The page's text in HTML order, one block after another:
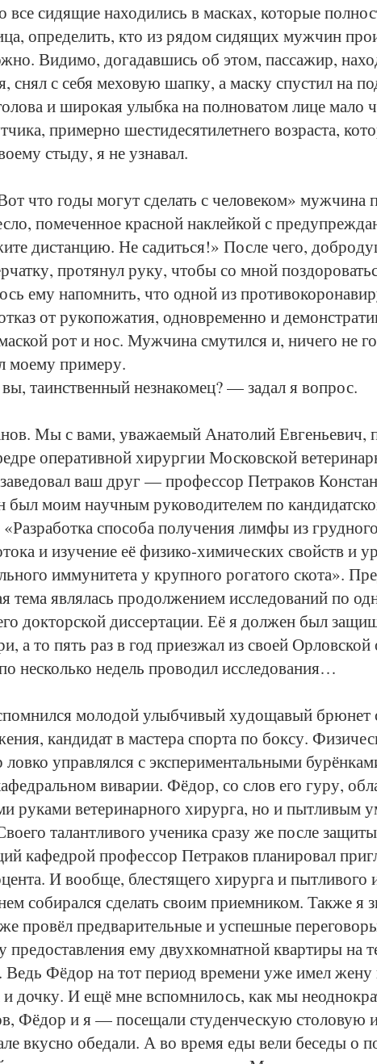
все си­дя­щие на­хо­ди­лись в мас­ках, ко­то­рые
опре­де­лить, кто из ря­дом си­дя­щих муж­чин
Ви­ди­мо, до­га­дав­шись об этом, пас­са­жир,
снял с се­бя ме­хо­вую шап­ку, а мас­ку спус­тил на
и ши­ро­кая улыб­ка на пол­но­ва­том ли­це ма­ло
при­мер­но шес­ти­де­ся­ти­лет­не­го воз­рас­та,
сты­ду, я не узна­вал.
что го­ды мо­гут сде­лать с че­ло­ве­ком» муж­чи­на
по­ме­чен­ное крас­ной на­клей­кой с
дис­тан­цию. Не са­дить­ся!» Пос­ле че­го,
про­тя­нул ру­ку, что­бы со мной
ему на­пом­нить, что од­ной из
от ру­ко­по­жа­тия, од­нов­ре­мен­но и
рот и нос. Муж­чи­на сму­тил­ся и, ни­че­го не
мо­е­му при­ме­ру.
та­инст­вен­ный не­зна­ко­мец? — за­дал я во­прос.
Мы с ва­ми, ува­жа­е­мый Ана­то­лий Ев­гень­е­вич,
опе­ра­тив­ной хи­рур­гии Мос­ков­ской
ваш друг — про­фес­сор Пет­ра­ков
был мо­им на­уч­ным ру­ко­во­ди­те­лем по
«Раз­ра­бот­ка спо­со­ба по­лу­че­ния лим­фы из
и изу­че­ние её фи­зи­ко-хи­ми­чес­ких свойств и
им­му­ни­те­та у круп­но­го ро­га­то­го ско­та».
те­ма яв­ля­лась про­дол­же­ни­ем ис­сле­до­ва­ний по
док­тор­ской дис­сер­та­ции. Её я дол­жен был
а то пять раз в год при­ез­жал из сво­ей Ор­лов­ской
не­сколь­ко не­дель про­во­дил ис­сле­до­ва­ния…
мо­ло­дой улыб­чи­вый ху­до­ща­вый брю­нет
кан­ди­дат в мас­те­ра спор­та по бок­су.
лов­ко управ­лял­ся с экс­пе­ри­мен­таль­ны­ми
ви­ва­рии. Фёдор, со слов его гу­ру,
ру­ка­ми ве­те­ри­нар­но­го хи­рур­га, но и пыт­ли­вым
та­лант­ли­во­го уче­ни­ка сра­зу же пос­ле
ка­фед­рой про­фес­сор Пет­ра­ков пла­ни­ро­вал
И во­об­ще, блес­тя­ще­го хи­рур­га и пыт­ли­во­го
со­би­рал­ся сде­лать сво­им при­ем­ни­ком. Так­же я
про­вёл пред­ва­ри­тель­ные и успеш­ные
предо­став­ле­ния ему двух­ком­нат­ной квар­ти­ры на
Ведь Фёдор на тот пе­ри­од вре­ме­ни уже имел
доч­ку. И ещё мне вспом­ни­лось, как мы
Фёдор и я — по­се­ща­ли сту­ден­чес­кую сто­ло­вую
вкус­но обе­да­ли. А во вре­мя еды ве­ли бе­се­ды о